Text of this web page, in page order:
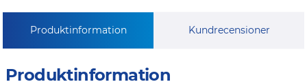
Produktinformation Kundrecensioner
Produktinformation